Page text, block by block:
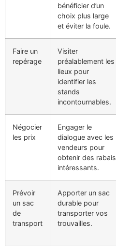
bénéficier d’un
choix plus large
et éviter la foule.
Faire un
repérage
Visiter
préalablement les
lieux pour
identifier les
stands
incontournables.
Négocier
les prix
Engager le
dialogue avec les
vendeurs pour
obtenir des rabais
intéressants.
Prévoir
un sac
de
transport
Apporter un sac
durable pour
transporter vos
trouvailles.